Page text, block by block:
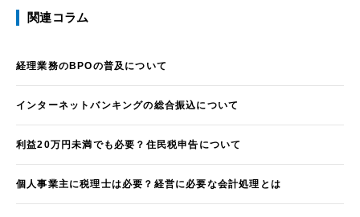
関連コラム
経理業務のBPOの普及について
インターネットバンキングの総合振込について
利益20万円未満でも必要？住民税申告について
個人事業主に税理士は必要？経営に必要な会計処理とは